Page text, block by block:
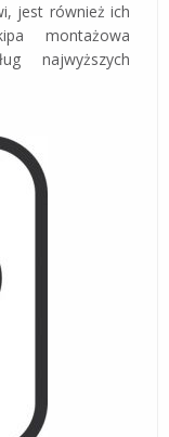
jest również ich
montażowa
najwyższych